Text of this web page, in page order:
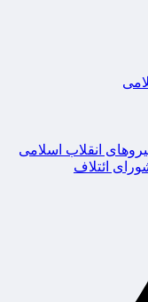
انقلاب اسلامی
ائتلاف